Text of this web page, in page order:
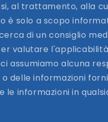
al trattamento, alla
solo a scopo
di un consiglio
valutare
assumiamo alcuna
delle informazioni
le informazioni in